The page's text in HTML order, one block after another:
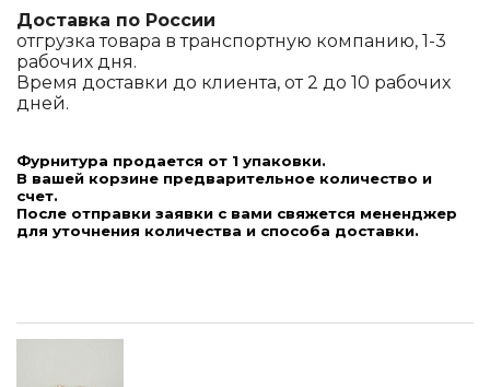
Доставка по России
отгрузка товара в транспортную компанию, 1-3
рабочих дня.
Время доставки до клиента, от 2 до 10 рабочих
дней.
Фурнитура продается от 1 упаковки.
В вашей корзине предварительное количество и
счет.
После отправки заявки с вами свяжется мененджер
для уточнения количества и способа доставки.